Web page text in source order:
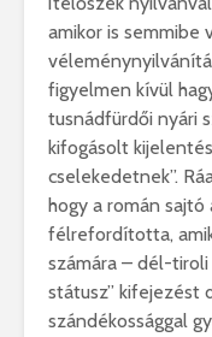
amikor is semmibe
figyelmen kívül
tusnádfürdői nyári
kifogásolt
cselekedetnek”.
hogy a román
félrefordította,
számára – dél-
státusz” kifejezést
szándékossággal